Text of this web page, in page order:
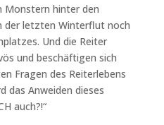
Monstern hinter den
der letzten Winterflut noch
Und die Reiter
und beschäftigen sich
Fragen des Reiterlebens
das Anweiden dieses
auch?!“